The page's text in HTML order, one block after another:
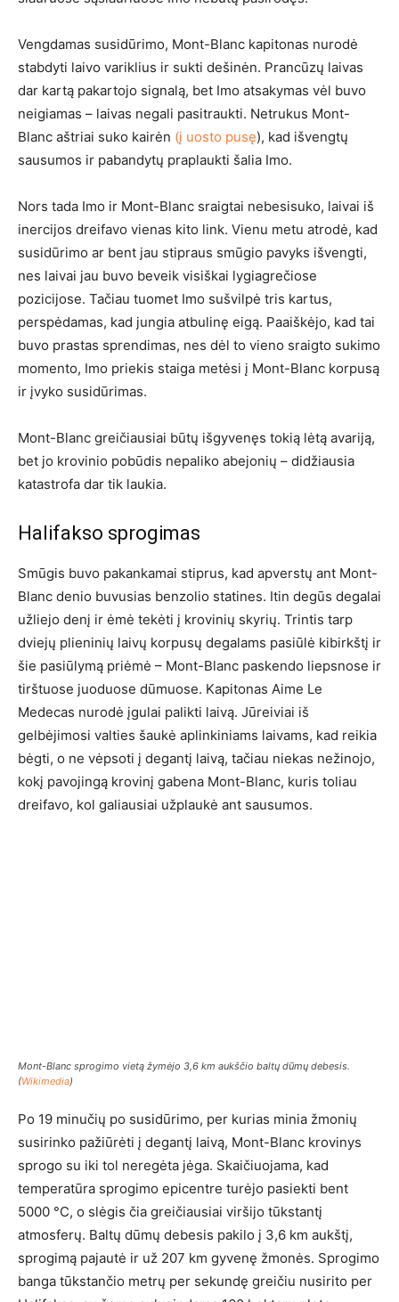
Vengdamas susidūrimo, Mont-Blanc kapitonas nurodė
stabdyti laivo variklius ir sukti dešinėn. Prancūzų laivas
dar kartą pakartojo signalą, bet Imo atsakymas vėl buvo
neigiamas – laivas negali pasitraukti. Netrukus Mont-
Blanc aštriai suko kairėn (į uosto pusę), kad išvengtų
sausumos ir pabandytų praplaukti šalia Imo.
Nors tada Imo ir Mont-Blanc sraigtai nebesisuko, laivai iš
inercijos dreifavo vienas kito link. Vienu metu atrodė, kad
susidūrimo ar bent jau stipraus smūgio pavyks išvengti,
nes laivai jau buvo beveik visiškai lygiagrečiose
pozicijose. Tačiau tuomet Imo sušvilpė tris kartus,
perspėdamas, kad jungia atbulinę eigą. Paaiškėjo, kad tai
buvo prastas sprendimas, nes dėl to vieno sraigto sukimo
momento, Imo priekis staiga metėsi į Mont-Blanc korpusą
ir įvyko susidūrimas.
Mont-Blanc greičiausiai būtų išgyvenęs tokią lėtą avariją,
bet jo krovinio pobūdis nepaliko abejonių – didžiausia
katastrofa dar tik laukia.
Halifakso sprogimas
Smūgis buvo pakankamai stiprus, kad apverstų ant Mont-
Blanc denio buvusias benzolio statines. Itin degūs degalai
užliejo denį ir ėmė tekėti į krovinių skyrių. Trintis tarp
dviejų plieninių laivų korpusų degalams pasiūlė kibirkštį ir
šie pasiūlymą priėmė – Mont-Blanc paskendo liepsnose ir
tirštuose juoduose dūmuose. Kapitonas Aime Le
Medecas nurodė įgulai palikti laivą. Jūreiviai iš
gelbėjimosi valties šaukė aplinkiniams laivams, kad reikia
bėgti, o ne vėpsoti į degantį laivą, tačiau niekas nežinojo,
kokį pavojingą krovinį gabena Mont-Blanc, kuris toliau
dreifavo, kol galiausiai užplaukė ant sausumos.
Mont-Blanc sprogimo vietą žymėjo 3,6 km aukščio baltų dūmų debesis.
(Wikimedia)
Po 19 minučių po susidūrimo, per kurias minia žmonių
susirinko pažiūrėti į degantį laivą, Mont-Blanc krovinys
sprogo su iki tol neregėta jėga. Skaičiuojama, kad
temperatūra sprogimo epicentre turėjo pasiekti bent
5000 °C, o slėgis čia greičiausiai viršijo tūkstantį
atmosferų. Baltų dūmų debesis pakilo į 3,6 km aukštį,
sprogimą pajautė ir už 207 km gyvenę žmonės. Sprogimo
banga tūkstančio metrų per sekundę greičiu nusirito per